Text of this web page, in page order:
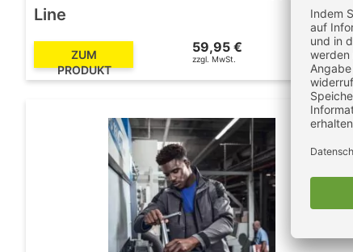
Line
ZUM
PRODUKT
59,95 €
zzgl. MwSt.
71,34 €
inkl. MwSt.